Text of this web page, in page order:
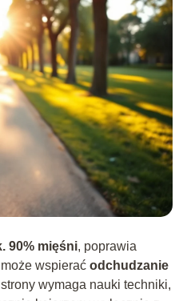
90% mięśni, poprawia
wspierać odchudzanie
wymaga nauki techniki,